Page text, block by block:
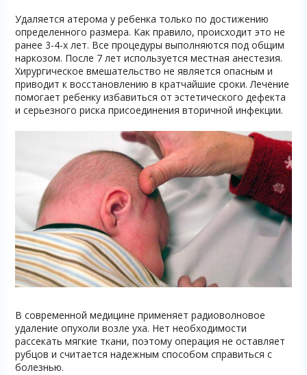
Удаляется атерома у ребенка только по достижению
определенного размера. Как правило, происходит это не
ранее 3-4-х лет. Все процедуры выполняются под общим
наркозом. После 7 лет используется местная анестезия.
Хирургическое вмешательство не является опасным и
приводит к восстановлению в кратчайшие сроки. Лечение
помогает ребенку избавиться от эстетического дефекта
и серьезного риска присоединения вторичной инфекции.
В современной медицине применяет радиоволновое
удаление опухоли возле уха. Нет необходимости
рассекать мягкие ткани, поэтому операция не оставляет
рубцов и считается надежным способом справиться с
болезнью.